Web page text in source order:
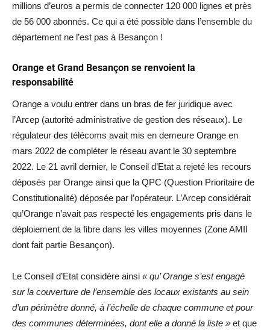
millions d’euros a permis de connecter 120 000 lignes et près
de 56 000 abonnés. Ce qui a été possible dans l’ensemble du
département ne l’est pas à Besançon !
Orange et Grand Besançon se renvoient la
responsabilité
Orange a voulu entrer dans un bras de fer juridique avec
l’Arcep (autorité administrative de gestion des réseaux). Le
régulateur des télécoms avait mis en demeure Orange en
mars 2022 de compléter le réseau avant le 30 septembre
2022. Le 21 avril dernier, le Conseil d’Etat a rejeté les recours
déposés par Orange ainsi que la QPC (Question Prioritaire de
Constitutionalité) déposée par l’opérateur. L’Arcep considérait
qu’Orange n’avait pas respecté les engagements pris dans le
déploiement de la fibre dans les villes moyennes (Zone AMII
dont fait partie Besançon).
Le Conseil d’Etat considère ainsi « qu’ Orange s’est engagé
sur la couverture de l’ensemble des locaux existants au sein
d’un périmètre donné, à l’échelle de chaque commune et pour
des communes déterminées, dont elle a donné la liste » et que